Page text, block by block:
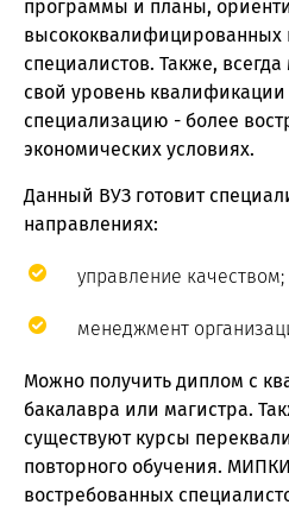
программы и планы,
высококвалифицированных
специалистов. Также,
свой уровень
специализацию - более
экономических условиях.
Данный ВУЗ готовит
направлениях:
управление качеством;
менеджмент
Можно получить диплом с
бакалавра или магистра.
существуют курсы
повторного обучения.
востребованных